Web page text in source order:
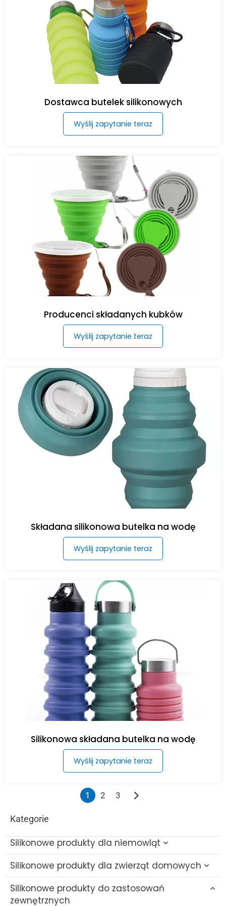
Kategorie
Silikonowe produkty dla niemowląt
Silikonowe zabawki do kąpieli dla niemowląt
Silikonowa szczotka do butelek
Silikonowe produkty dla zwierząt domowych
Silikonowa zabawka na ząbkowanie dla
kota
Silikonowe produkty do zastosowań
zewnętrznych
Dostawca butelek silikonowych
Wyślij zapytanie teraz
Producenci składanych kubków
Wyślij zapytanie teraz
Składana silikonowa butelka na wodę
Wyślij zapytanie teraz
Silikonowa składana butelka na wodę
Wyślij zapytanie teraz
1 2 3